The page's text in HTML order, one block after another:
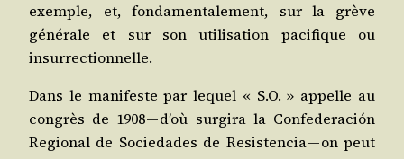
exemple, et, fon­da­men­ta­le­ment, sur la grève
géné­rale et sur son uti­li­sa­tion paci­fique ou
insurrectionnelle.
Dans le mani­feste par lequel « S.O. » appelle au
congrès de 1908 — d’où sur­gi­ra la Confe­de­ra­ción
Regio­nal de Socie­dades de Resis­ten­cia — on peut